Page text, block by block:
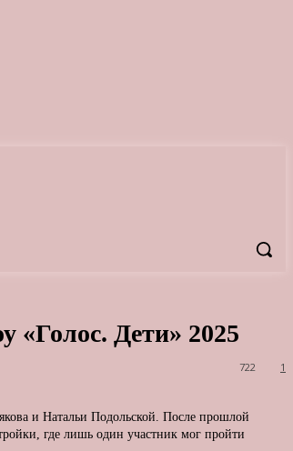
«Голос. Дети» 2025
1
722
и Натальи Подольской. После прошлой
где лишь один участник мог пройти